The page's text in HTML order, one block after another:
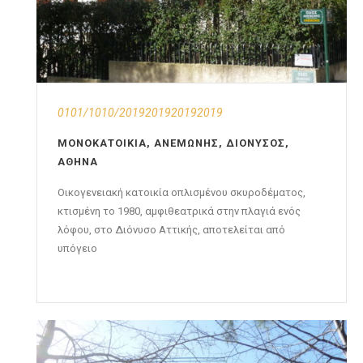
0101/1010/2019201920192019
ΜΟΝΟΚΑΤΟΙΚΊΑ, ΑΝΕΜΏΝΗΣ, ΔΙΌΝΥΣΟΣ,
ΑΘΉΝΑ
Οικογενειακή κατοικία οπλισμένου σκυροδέματος,
κτισμένη το 1980, αμφιθεατρικά στην πλαγιά ενός
λόφου, στο Διόνυσο Αττικής, αποτελείται από
υπόγειο